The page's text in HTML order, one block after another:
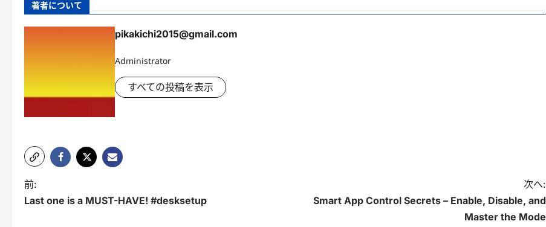
著者について
pikakichi2015@gmail.com
Administrator
すべての投稿を表示
投
稿
前:
Last one is a MUST-HAVE! #desksetup
次へ:
Smart App Control Secrets – Enable, Disable, and
Master the Mode